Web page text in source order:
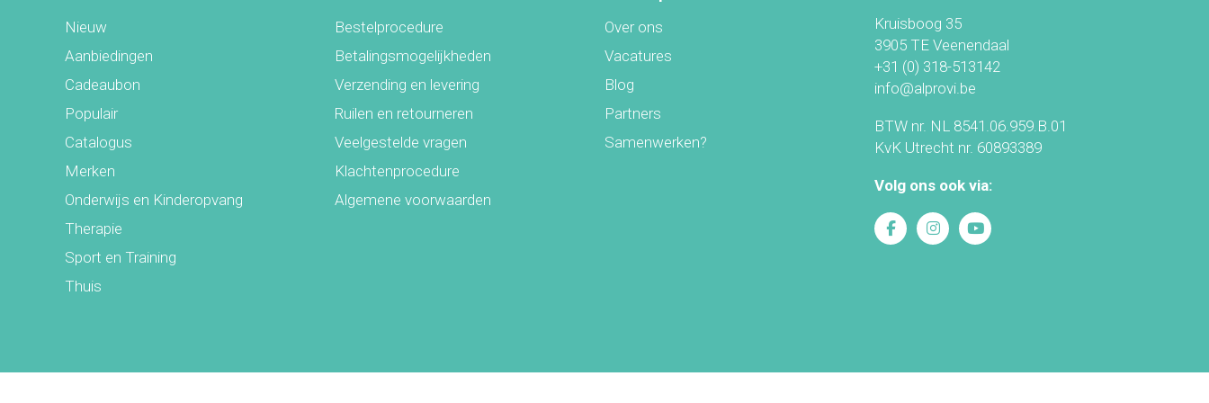
Nieuw
Aanbiedingen
Cadeaubon
Populair
Catalogus
Merken
Onderwijs en Kinderopvang
Therapie
Sport en Training
Thuis
Bestelprocedure
Betalingsmogelijkheden
Verzending en levering
Ruilen en retourneren
Veelgestelde vragen
Klachtenprocedure
Algemene voorwaarden
Over ons
Vacatures
Blog
Partners
Samenwerken?
Kruisboog 35
3905 TE Veenendaal
+31 (0) 318-513142
info@alprovi.be
BTW nr. NL 8541.06.959.B.01
KvK Utrecht nr. 60893389
Volg ons ook via: